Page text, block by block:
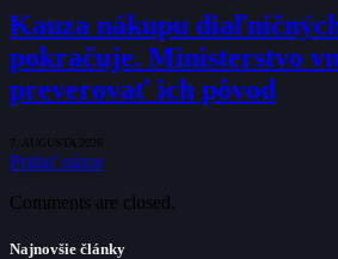
Kauza nákupu
pokračuje. Ministerstvo
preverovať ich pôvod
7. AUGUSTA 2026
Pridať názor
Comments are closed.
Najnovšie články